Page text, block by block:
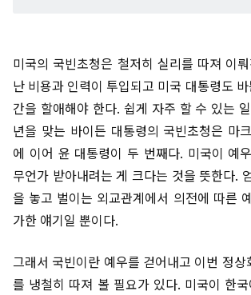
미국의 국빈초청은 철저히 실리를 따져 이
난 비용과 인력이 투입되고 미국 대통령도
간을 할애해야 한다. 쉽게 자주 할 수 있는
년을 맞는 바이든 대통령의 국빈초청은 마
에 이어 윤 대통령이 두 번째다. 미국이 예
무언가 받아내려는 게 크다는 것을 뜻한다.
을 놓고 벌이는 외교관계에서 의전에 따른
가한 얘기일 뿐이다.
그래서 국빈이란 예우를 걷어내고 이번 정상
를 냉철히 따져 볼 필요가 있다. 미국이 한